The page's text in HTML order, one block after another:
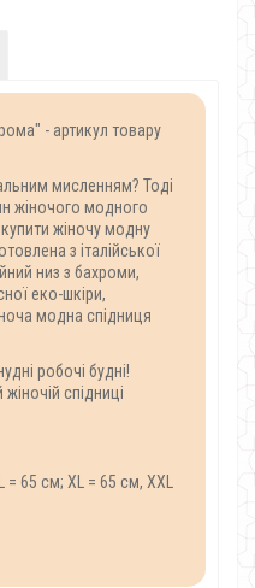
- артикул товару
мисленням? Тоді
жіночого модного
жіночу модну
з італійської
низ з бахроми,
еко-шкіри,
модна спідниця
робочі будні!
спідниці
65 см; XL = 65 см, XXL